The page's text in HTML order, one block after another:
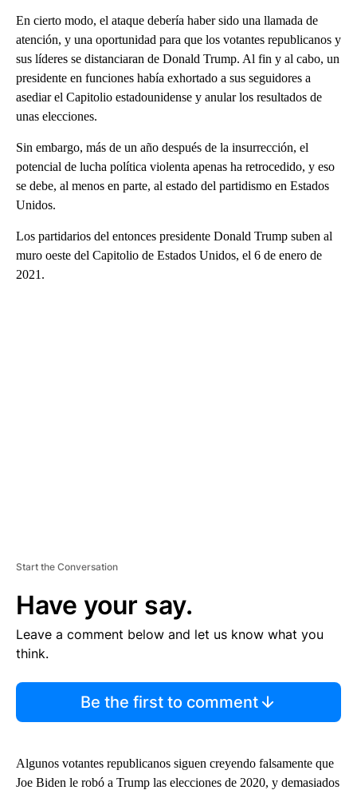
En cierto modo, el ataque debería haber sido una llamada de
atención, y una oportunidad para que los votantes republicanos y
sus líderes se distanciaran de Donald Trump. Al fin y al cabo, un
presidente en funciones había exhortado a sus seguidores a
asediar el Capitolio estadounidense y anular los resultados de
unas elecciones.
Sin embargo, más de un año después de la insurrección, el
potencial de lucha política violenta apenas ha retrocedido, y eso
se debe, al menos en parte, al estado del partidismo en Estados
Unidos.
Los partidarios del entonces presidente Donald Trump suben al
muro oeste del Capitolio de Estados Unidos, el 6 de enero de
2021.
Start the Conversation
Have your say.
Leave a comment below and let us know what you
think.
Be the first to comment
Algunos votantes republicanos siguen creyendo falsamente que
Joe Biden le robó a Trump las elecciones de 2020, y demasiados